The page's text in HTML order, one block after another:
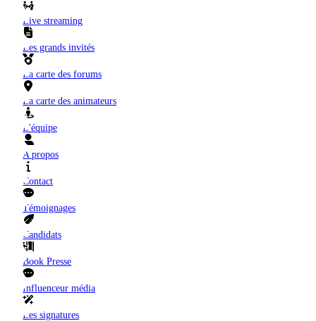
Live streaming
Les grands invités
La carte des forums
La carte des animateurs
L'équipe
A propos
Contact
Témoignages
Candidats
Book Presse
Influenceur média
Les signatures